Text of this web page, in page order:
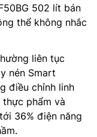
502 lít bán
thể không nhắc
liên tục
nén Smart
điều chỉnh linh
phẩm và
36% điện năng